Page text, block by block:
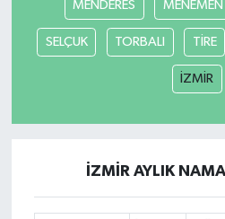
MENDERES MENEMEN
SELÇUK TORBALI TİRE
İZMİR
İZMİR AYLIK